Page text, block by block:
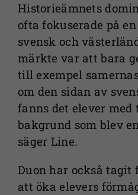
Historieämnets
ofta fokuserade på
svensk och
märkte var att bara
till exempel
om den sidan av
fanns det elever
bakgrund som blev
säger Line.
Duon har också tagit
att öka elevers